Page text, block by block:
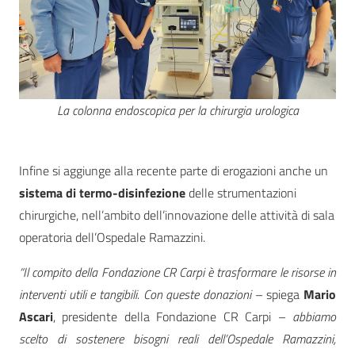
La colonna endoscopica per la chirurgia urologica
Infine si aggiunge alla recente parte di erogazioni anche un
sistema di termo-disinfezionedelle strumentazioni
chirurgiche, nell’ambito dell’innovazione delle attività di sala
operatoria dell’Ospedale Ramazzini.
“Il compito della Fondazione CR Carpi è trasformare le risorse in
interventi utili e tangibili. Con queste donazioni– spiega Mario
Ascari, presidente della Fondazione CR Carpi – abbiamo
scelto di sostenere bisogni reali dell’Ospedale Ramazzini,